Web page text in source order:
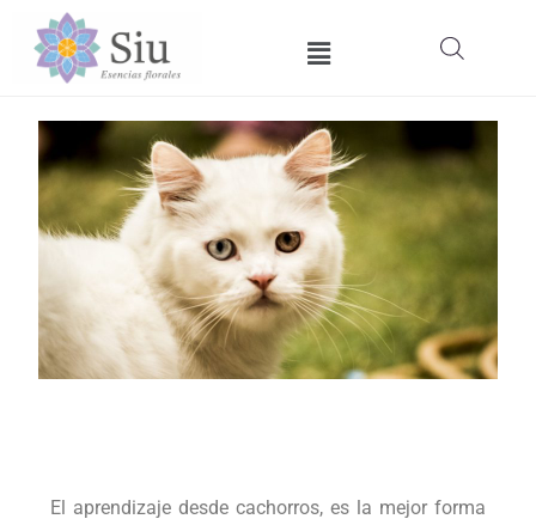
contenido
Menú
El aprendizaje desde cachorros, es la mejor forma